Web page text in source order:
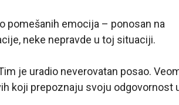
pomešanih emocija – ponosan na
neke nepravde u toj situaciji.
je uradio neverovatan posao.
koji prepoznaju svoju odgovornost